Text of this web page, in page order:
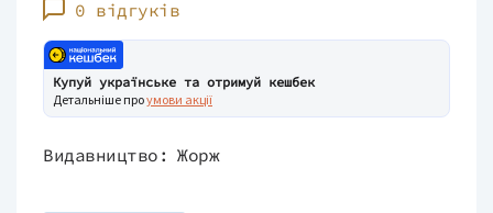
0 відгуків
Купуй українське та отримуй кешбек
Детальніше проумови акції
Видавництво: Жорж